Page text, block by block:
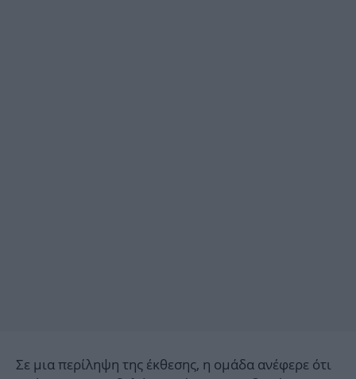
Σε μια περίληψη της έκθεσης, η ομάδα ανέφερε ότι